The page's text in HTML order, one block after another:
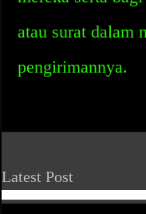
atau surat dalam
pengirimannya.
Latest Post